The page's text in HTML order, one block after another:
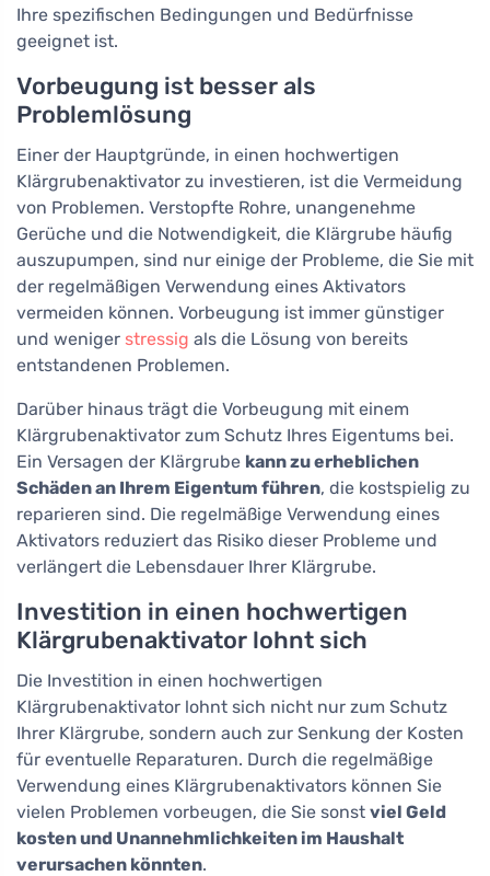
Ihre spezifischen Bedingungen und Bedürfnisse
geeignet ist.
Vorbeugung ist besser als
Problemlösung
Einer der Hauptgründe, in einen hochwertigen
Klärgrubenaktivator zu investieren, ist die Vermeidung
von Problemen. Verstopfte Rohre, unangenehme
Gerüche und die Notwendigkeit, die Klärgrube häufig
auszupumpen, sind nur einige der Probleme, die Sie mit
der regelmäßigen Verwendung eines Aktivators
vermeiden können. Vorbeugung ist immer günstiger
und weniger stressig als die Lösung von bereits
entstandenen Problemen.
Darüber hinaus trägt die Vorbeugung mit einem
Klärgrubenaktivator zum Schutz Ihres Eigentums bei.
Ein Versagen der Klärgrube kann zu erheblichen
Schäden an Ihrem Eigentum führen, die kostspielig zu
reparieren sind. Die regelmäßige Verwendung eines
Aktivators reduziert das Risiko dieser Probleme und
verlängert die Lebensdauer Ihrer Klärgrube.
Investition in einen hochwertigen
Klärgrubenaktivator lohnt sich
Die Investition in einen hochwertigen
Klärgrubenaktivator lohnt sich nicht nur zum Schutz
Ihrer Klärgrube, sondern auch zur Senkung der Kosten
für eventuelle Reparaturen. Durch die regelmäßige
Verwendung eines Klärgrubenaktivators können Sie
vielen Problemen vorbeugen, die Sie sonst viel Geld
kosten und Unannehmlichkeiten im Haushalt
verursachen könnten.